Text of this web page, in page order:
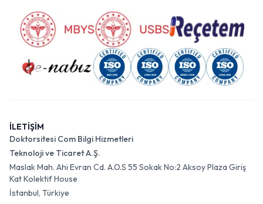
İLETİŞİM
Doktorsitesi Com Bilgi Hizmetleri
Teknoloji ve Ticaret A.Ş.
Maslak Mah. Ahi Evran Cd. A.O.S 55 Sokak No:2 Aksoy Plaza Giriş
Kat Kolektif House
İstanbul, Türkiye